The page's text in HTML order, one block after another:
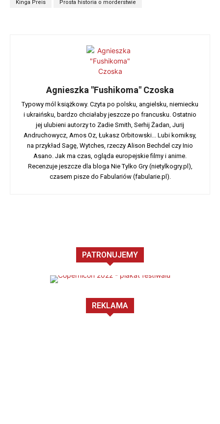
Kinga Preis Prosta historia o morderstwie
Agnieszka "Fushikoma" Czoska
Typowy mól książkowy. Czyta po polsku, angielsku, niemiecku
i ukraińsku, bardzo chciałaby jeszcze po francusku. Ostatnio
jej ulubieni autorzy to Zadie Smith, Serhij Żadan, Jurij
Andruchowycz, Amos Oz, Łukasz Orbitowski... Lubi komiksy,
na przykład Sagę, Wytches, rzeczy Alison Bechdel czy Inio
Asano. Jak ma czas, ogląda europejskie filmy i anime.
Recenzuje jeszcze dla bloga Nie Tylko Gry (nietylkogry.pl),
czasem pisze do Fabulariów (fabularie.pl).
PATRONUJEMY
REKLAMA